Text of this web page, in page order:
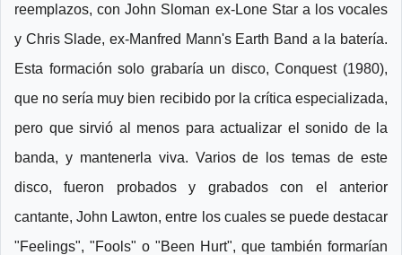
reemplazos, con John Sloman ex-Lone Star a los vocales
y Chris Slade, ex-Manfred Mann's Earth Band a la batería.
Esta formación solo grabaría un disco, Conquest (1980),
que no sería muy bien recibido por la crítica especializada,
pero que sirvió al menos para actualizar el sonido de la
banda, y mantenerla viva. Varios de los temas de este
disco, fueron probados y grabados con el anterior
cantante, John Lawton, entre los cuales se puede destacar
"Feelings", "Fools" o "Been Hurt", que también formarían